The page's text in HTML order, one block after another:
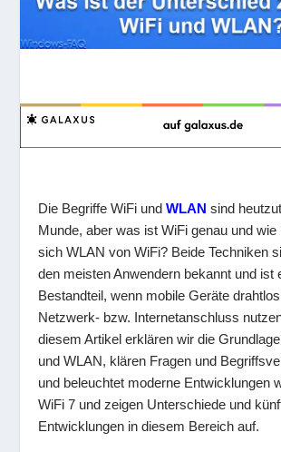
Die Begriffe WiFi undWLAN sind
Munde, aber was ist WiFi genau und
sich WLAN von WiFi? Beide Techniken
den meisten Anwendern bekannt und ist
Bestandteil, wenn mobile Geräte
Netzwerk- bzw. Internetanschluss
diesem Artikel erklären wir die
und WLAN, klären Fragen und
und beleuchtet moderne Entwicklungen
WiFi 7 und zeigen Unterschiede und
Entwicklungen in diesem Bereich auf.